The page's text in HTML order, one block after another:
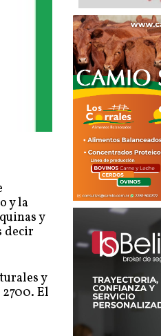
y la
y
decir
y
El